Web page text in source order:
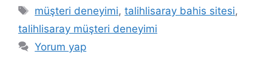
Etiketler
müşteri deneyimi,talihlisaray bahis sitesi,
talihlisaray müşteri deneyimi
Yorum yap